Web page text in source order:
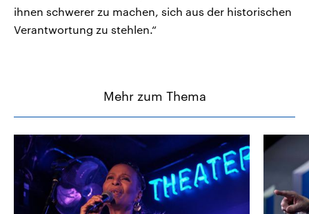
ihnen schwerer zu machen, sich aus der historischen
Verantwortung zu stehlen.“
Mehr zum Thema